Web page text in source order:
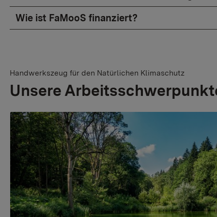
Wie ist FaMooS finanziert?
Handwerkszeug für den Natürlichen Klimaschutz
Unsere